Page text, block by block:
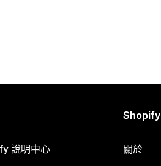
說明中心
Shopify
關於